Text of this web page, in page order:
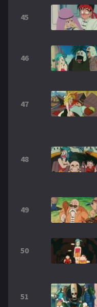
45
46
47
48
49
50
51